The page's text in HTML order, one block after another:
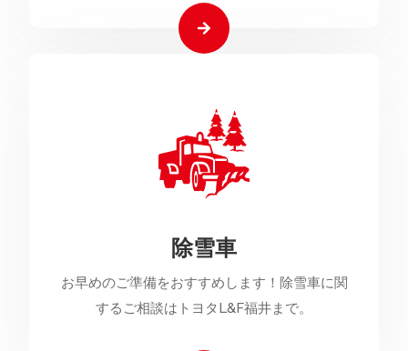
除雪車
お早めのご準備をおすすめします！除雪車に関
するご相談はトヨタL&F福井まで。